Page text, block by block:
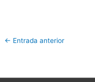
← Entrada anterior